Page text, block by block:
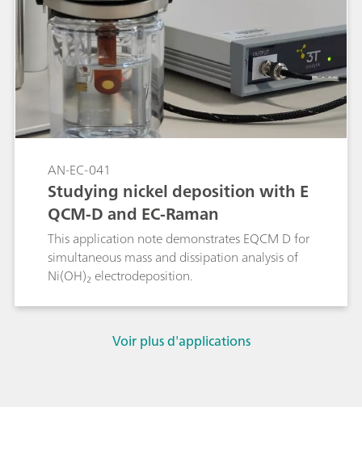
AN-EC-041
Studying nickel deposition with E
QCM-D and EC-Raman
This application note demonstrates EQCM D for
simultaneous mass and dissipation analysis of
Ni(OH)₂ electrodeposition.
Voir plus d'applications